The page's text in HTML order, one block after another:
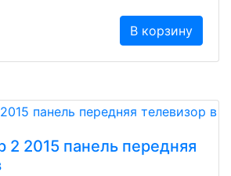
В корзину
2 2015 панель передняя